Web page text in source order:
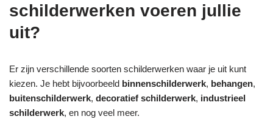
schilderwerken voeren jullie
uit?
Er zijn verschillende soorten schilderwerken waar je uit kunt
kiezen. Je hebt bijvoorbeeld binnenschilderwerk, behangen,
buitenschilderwerk, decoratief schilderwerk, industrieel
schilderwerk, en nog veel meer.